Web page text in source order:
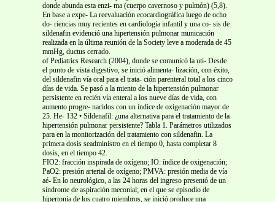
donde abunda esta enzi- ma (cuerpo cavernoso y pulmón) (5,8).
En base a expe- La reevaluación ecocardiográfica luego de ocho
do- riencias muy recientes en cardiología infantil y una co- sis de
sildenafin evidenció una hipertensión pulmonar municación
realizada en la última reunión de la Society leve a moderada de 45
mmHg, ductus cerrado.
of Pediatrics Research (2004), donde se comunicó la uti- Desde
el punto de vista digestivo, se inició alimenta- lización, con éxito,
del sildenafin vía oral para el trata- ción parenteral total a los cinco
días de vida. Se pasó a la miento de la hipertensión pulmonar
persistente en recién vía enteral a los nueve días de vida, con
aumento progre- nacidos con un índice de oxigenación mayor de
25. He- 132 • Sildenafil: ¿una alternativa para el tratamiento de la
hipertensión pulmonar persistente? Tabla 1. Parámetros utilizados
para en la monitorización del tratamiento con sildenafin. La
primera dosis seadministro en el tiempo 0, hasta completar 8
dosis, en el tiempo 42.
FIO2: fracción inspirada de oxígeno; IO: índice de oxigenación;
PaO2: presión arterial de oxígeno; PMVA: presión media de vía
aé- En lo neurológico, a las 24 horas del ingreso presentó de un
síndrome de aspiración meconial; en el que se episodio de
hipertonía de los cuatro miembros, se inició produce una